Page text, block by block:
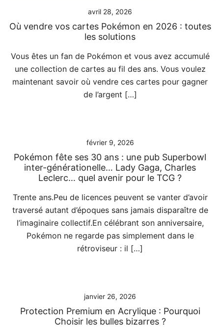
avril 28, 2026
Où vendre vos cartes Pokémon en 2026 : toutes
les solutions
Vous êtes un fan de Pokémon et vous avez accumulé
une collection de cartes au fil des ans. Vous voulez
maintenant savoir où vendre ces cartes pour gagner
de l’argent […]
février 9, 2026
Pokémon fête ses 30 ans : une pub Superbowl
inter-générationelle… Lady Gaga, Charles
Leclerc… quel avenir pour le TCG ?
Trente ans.Peu de licences peuvent se vanter d’avoir
traversé autant d’époques sans jamais disparaître de
l’imaginaire collectif.En célébrant son anniversaire,
Pokémon ne regarde pas simplement dans le
rétroviseur : il […]
janvier 26, 2026
Protection Premium en Acrylique : Pourquoi
Choisir les bulles bizarres ?